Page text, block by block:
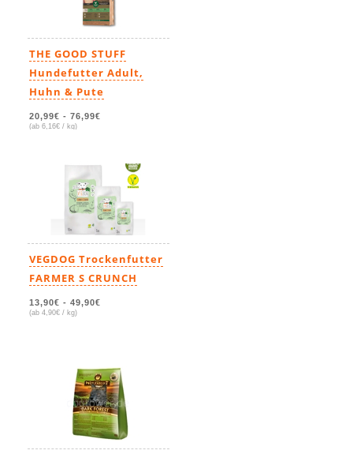
THE GOOD STUFF
Hundefutter Adult,
Huhn & Pute
20,99€ - 76,99€
(ab 6,16€ / kg)
VEGDOG Trockenfutter
FARMER S CRUNCH
13,90€ - 49,90€
(ab 4,90€ / kg)